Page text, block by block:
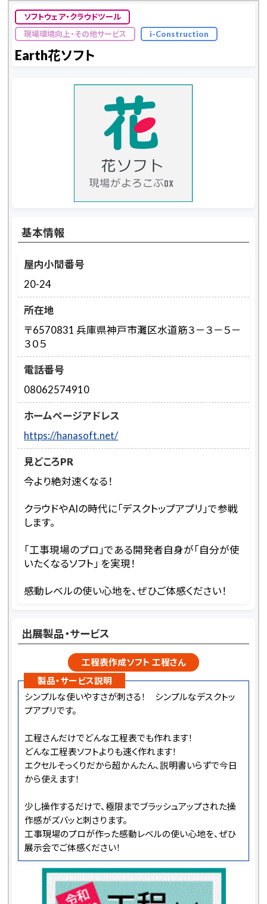
ソフトウェア・クラウドツール
現場環境向上・その他サービス
i-Construction
Earth花ソフト
基本情報
屋内小間番号
20-24
所在地
〒6570831 兵庫県神戸市灘区水道筋３－３－５－
３０５
電話番号
08062574910
ホームページアドレス
https://hanasoft.net/
見どころPR
今より絶対速くなる！
クラウドやAIの時代に「デスクトップアプリ」で参戦
します。
「工事現場のプロ」である開発者自身が「自分が使
いたくなるソフト」 を実現！
感動レベルの使い心地を、ぜひご体感ください！
出展製品・サービス
工程表作成ソフト 工程さん
製品・サービス説明
シンプルな使いやすさが刺さる！ シンプルなデスクトッ
プアプリです。
工程さんだけでどんな工程表でも作れます！
どんな工程表ソフトよりも速く作れます！
エクセルそっくりだから超かんたん、説明書いらずで今日
から使えます！
少し操作するだけで、極限までブラッシュアップされた操
作感がズバッと刺さります。
工事現場のプロが作った感動レベルの使い心地を、ぜひ
展示会でご体感ください！